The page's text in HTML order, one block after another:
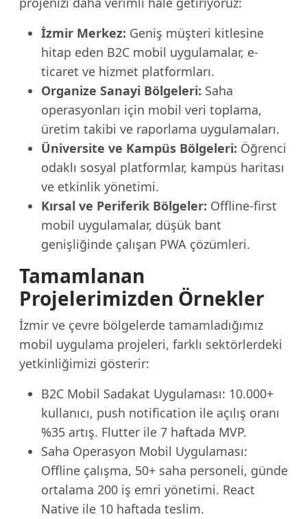
İzmir Merkez: Geniş müşteri kitlesine
hitap eden B2C mobil uygulamalar, e-
ticaret ve hizmet platformları.
Organize Sanayi Bölgeleri: Saha
operasyonları için mobil veri toplama,
üretim takibi ve raporlama uygulamaları.
Üniversite ve Kampüs Bölgeleri: Öğrenci
odaklı sosyal platformlar, kampüs haritası
ve etkinlik yönetimi.
Kırsal ve Periferik Bölgeler: Offline-first
mobil uygulamalar, düşük bant
genişliğinde çalışan PWA çözümleri.
Tamamlanan
Projelerimizden Örnekler
İzmir ve çevre bölgelerde tamamladığımız
mobil uygulama projeleri, farklı sektörlerdeki
yetkinliğimizi gösterir:
B2C Mobil Sadakat Uygulaması: 10.000+
kullanıcı, push notification ile açılış oranı
%35 artış. Flutter ile 7 haftada MVP.
Saha Operasyon Mobil Uygulaması:
Offline çalışma, 50+ saha personeli, günde
ortalama 200 iş emri yönetimi. React
Native ile 10 haftada teslim.